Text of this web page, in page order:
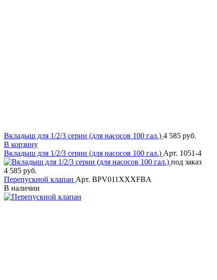
Вкладыш для 1/2/3 серии (для насосов 100 гал.) 4 585 руб.
В корзину
Вкладыш для 1/2/3 серии (для насосов 100 гал.) Арт. 1051-4
под заказ
4 585 руб.
Перепускной клапан Арт. BPV011XXXFBA
В наличии